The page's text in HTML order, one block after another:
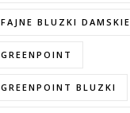
FAJNE BLUZKI DAMSKIE
GREENPOINT
GREENPOINT BLUZKI